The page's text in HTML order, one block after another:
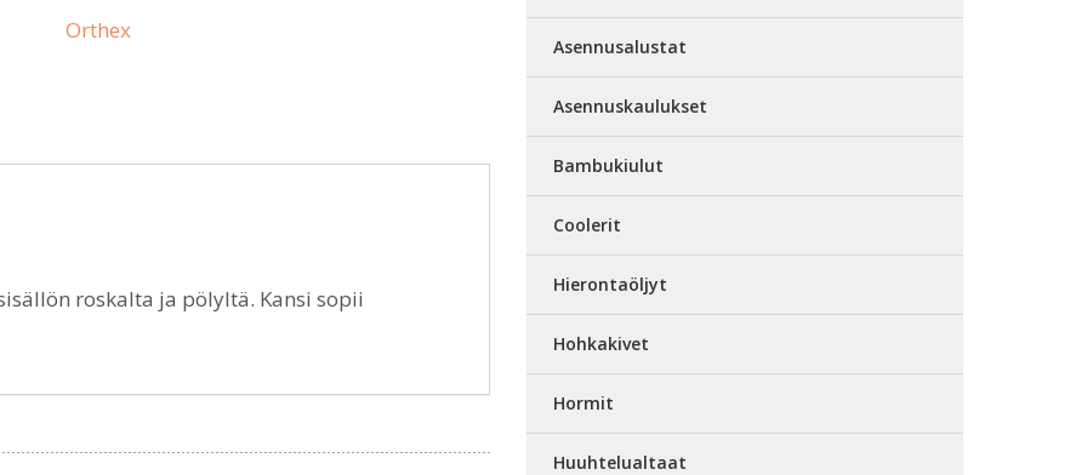
Orthex
roskalta ja pölyltä. Kansi sopii
Asennusalustat
Asennuskaulukset
Bambukiulut
Coolerit
Hierontaöljyt
Hohkakivet
Hormit
Huuhtelualtaat